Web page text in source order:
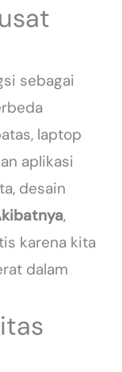
sebagai
laptop
aplikasi
desain
,
karena kita
dalam